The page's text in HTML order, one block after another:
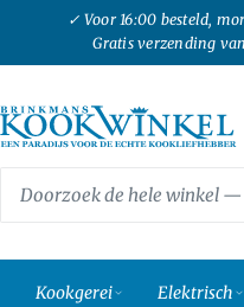
✓ Voor 16:00 besteld,
Gratis verzending
Kookgerei Elektrisch